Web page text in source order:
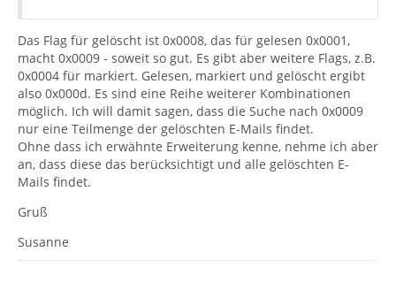
Das Flag für gelöscht ist 0x0008, das für gelesen 0x0001,
macht 0x0009 - soweit so gut. Es gibt aber weitere Flags, z.B.
0x0004 für markiert. Gelesen, markiert und gelöscht ergibt
also 0x000d. Es sind eine Reihe weiterer Kombinationen
möglich. Ich will damit sagen, dass die Suche nach 0x0009
nur eine Teilmenge der gelöschten E-Mails findet.
Ohne dass ich erwähnte Erweiterung kenne, nehme ich aber
an, dass diese das berücksichtigt und alle gelöschten E-
Mails findet.
Gruß
Susanne